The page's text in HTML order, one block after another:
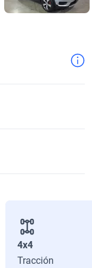
4x4
Tracción